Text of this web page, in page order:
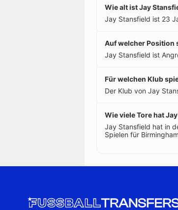
Wie alt ist Jay
Jay Stansfield ist 23
Auf welcher Position
Jay Stansfield ist
Für welchen Klub
Der Klub von Jay
Wie viele Tore hat
Jay Stansfield hat in
Spielen für